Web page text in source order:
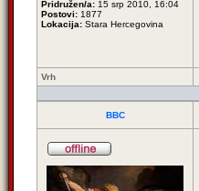
Pridružen/a: 15 srp 2010, 16:04
Postovi: 1877
Lokacija: Stara Hercegovina
Vrh
BBC